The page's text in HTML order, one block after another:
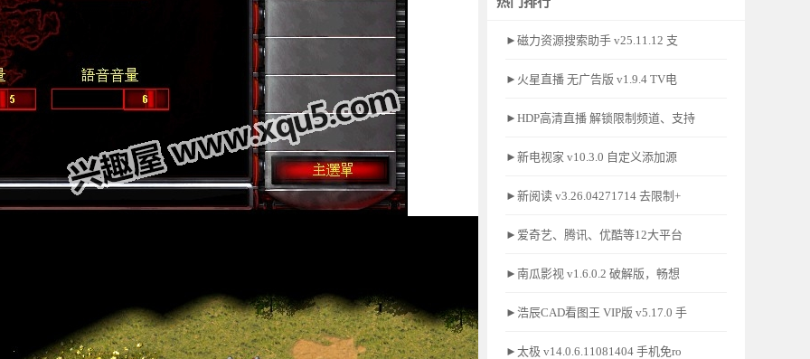
►磁力资源搜索助手 v25.11.12 支
►火星直播 无广告版 v1.9.4 TV电
►HDP高清直播 解锁限制频道、支持
►新电视家 v10.3.0 自定义添加源
►新阅读 v3.26.04271714 去限制+
►爱奇艺、腾讯、优酷等12大平台
►南瓜影视 v1.6.0.2 破解版，畅想
►浩辰CAD看图王 VIP版 v5.17.0 手
►太极 v14.0.6.11081404 手机免ro